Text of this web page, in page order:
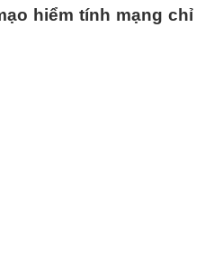
hiểm tính mạng chỉ